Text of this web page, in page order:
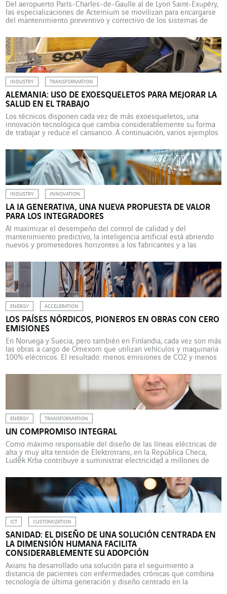
Del aeropuerto París-Charles-de-Gaulle al de Lyon Saint-Exupéry,
las especializaciones de Actemium se movilizan para encargarse
del mantenimiento preventivo y correctivo de los sistemas de
clasificación de equipaje es una actividad que Actemium, la marca
Industria de VINCI Energies, ha desarrollado desde hace varios
años. Así, […]
INDUSTRY TRANSFORMATION
ALEMANIA: USO DE EXOESQUELETOS PARA MEJORAR LA
SALUD EN EL TRABAJO
Los técnicos disponen cada vez de más exoesqueletos, una
innovación tecnológica que cambia considerablemente su forma
de trabajar y reduce el cansancio. A continuación, varios ejemplos
Actemium Alemania, la división Industrial Solutions Mitte-Ost
(ISMO) organiza anualmente el denominado “Spinnerei Day”, una
jornada cuyo objetivo es desarrollar […]
INDUSTRY INNOVATION
LA IA GENERATIVA, UNA NUEVA PROPUESTA DE VALOR
PARA LOS INTEGRADORES
Al maximizar el desempeño del control de calidad y del
mantenimiento predictivo, la inteligencia artificial está abriendo
nuevos y prometedores horizontes a los fabricantes y a las
o Le Chat los asistentes imprescindibles de las cadenas de
producción industriales del futuro? Para McKinsey, las
operaciones de producción […]
ENERGY ACCELERATION
LOS PAÍSES NÓRDICOS, PIONEROS EN OBRAS CON CERO
EMISIONES
En Noruega y Suecia, pero también en Finlandia, cada vez son más
las obras a cargo de Omexom que utilizan vehículos y maquinaria
100% eléctricos. El resultado: menos emisiones de CO2 y menos
emisiones de gases de efecto invernadero se encuentra en una
ENERGY TRANSFORMATION
UN COMPROMISO INTEGRAL
Como máximo responsable del diseño de las líneas eléctricas de
alta y muy alta tensión de Elektrotrans, en la República Checa,
Luděk Krba contribuye a suministrar electricidad a millones de
creció en Kladno, una antigua ciudad minera cercana a Praga, en la
República […]
ICT CUSTOMIZATION
SANIDAD: EL DISEÑO DE UNA SOLUCIÓN CENTRADA EN
LA DIMENSIÓN HUMANA FACILITA
CONSIDERABLEMENTE SU ADOPCIÓN
Axians ha desarrollado una solución para el seguimiento a
distancia de pacientes con enfermedades crónicas que combina
tecnología de última generación y diseño centrado en la